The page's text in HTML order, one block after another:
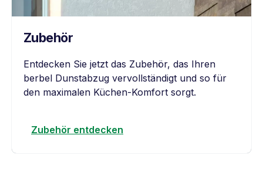
Zubehör
Entdecken Sie jetzt das Zubehör, das Ihren
berbel Dunstabzug vervollständigt und so für
den maximalen Küchen-Komfort sorgt.
Zubehör entdecken